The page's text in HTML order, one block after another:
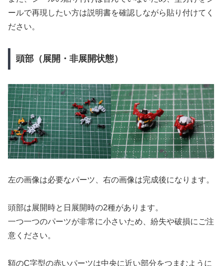
ールで再現したい方は説明書を確認しながら貼り付けてく
ださい。
頭部（展開・非展開状態）
左の画像は必要なパーツ、右の画像は完成後になります。
頭部は展開時と日展開時の2種があります。
一つ一つのパーツが非常に小さいため、紛失や破損にご注
意ください。
額のC字型の赤いパーツは中央に近い部分をつまむように